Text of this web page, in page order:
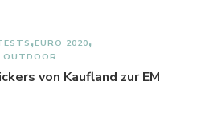
EURO 2020
OUTDOOR
von Kaufland zur EM